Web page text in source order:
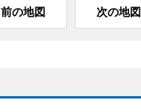
前の地図 次の地図